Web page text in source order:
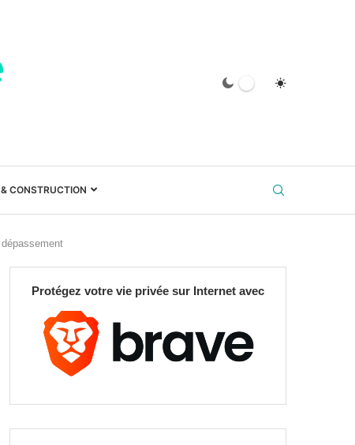
CONSTRUCTION
Protégez votre vie privée sur Internet avec